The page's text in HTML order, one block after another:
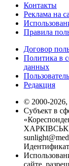
Контакты
Реклама на
Правила
Договор
Политика в
данных
Редакция
© 2000-2026,
Субъект в
сайте,